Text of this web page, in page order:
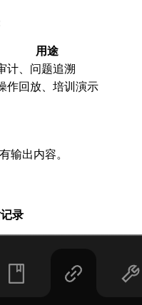
用途
计、问题追溯
作回放、培训演示
输出内容。
录